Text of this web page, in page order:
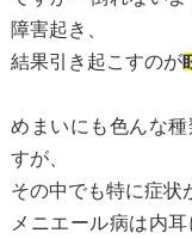
障害起き、
結果引き起こすのが
めまいにも色んな
すが、
その中でも特に症状
メニエール病は内